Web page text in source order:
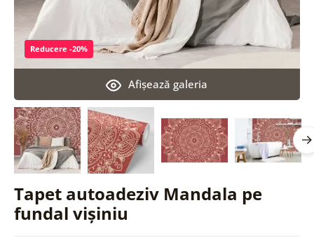
Tapet autoadeziv Mandala pe
fundal vișiniu
Afişează galeria
Reducere -20%